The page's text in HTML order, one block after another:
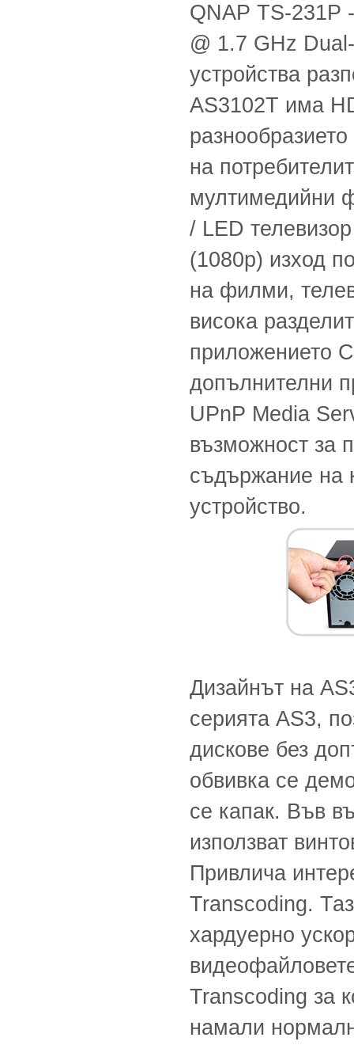
QNAP TS-231P
@ 1.7 GHz
устройства
AS3102T има
на
мултимедийни
/ LED
(1080p) изход
на филми,
висока
приложението
допълнителни
UPnP Media
възможност за
съдържание на
устройство.
Дизайнът на
серията AS3,
дискове без
обвивка се
се капак. Във
използват
Привлича
Transcoding.
хардуерно
Transcoding за
намали